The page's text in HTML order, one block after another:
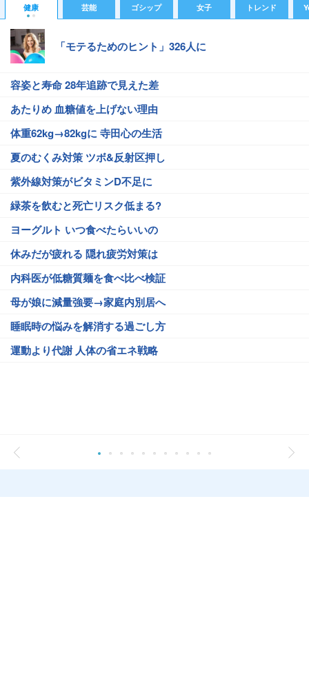
健康 芸能 ゴシップ 女子 トレンド
「モテるためのヒント」326人に
容姿と寿命 28年追跡で見えた差
あたりめ 血糖値を上げない理由
体重62kg→82kgに 寺田心の生活
夏のむくみ対策 ツボ&反射区押し
紫外線対策がビタミンD不足に
緑茶を飲むと死亡リスク低まる?
ヨーグルト いつ食べたらいいの
休みだが疲れる 隠れ疲労対策は
内科医が低糖質麺を食べ比べ検証
母が娘に減量強要→家庭内別居へ
睡眠時の悩みを解消する過ごし方
運動より代謝 人体の省エネ戦略